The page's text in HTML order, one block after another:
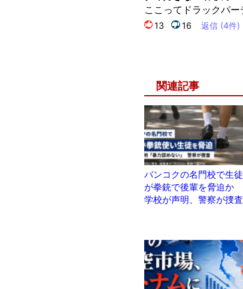
関連記事
バンコクの名門校で生徒
が拳銃で後輩を脅迫か
学校が声明、警察が捜査